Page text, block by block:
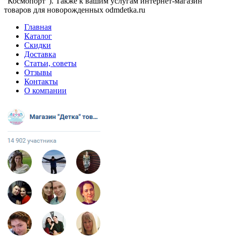
товаров для новорожденных odmdetka.ru
Главная
Каталог
Скидки
Доставка
Статьи, советы
Отзывы
Контакты
О компании